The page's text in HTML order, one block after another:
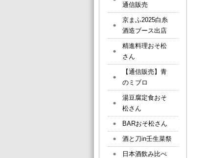
通信販売
京まふ2025白糸
酒造ブース出店
精進料理おそ松
さん
【通信販売】青
のミブロ
湯豆腐定食おそ
松さん
BARおそ松さん
酒と刀in壬生菜祭
日本酒飲み比べ